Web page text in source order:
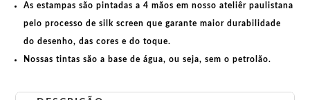
As estampas são pintadas a 4 mãos em nosso ateliêr paulistana
pelo processo de silk screen que garante maior durabilidade
do desenho, das cores e do toque.
Nossas tintas são a base de água, ou seja, sem o petrolão.